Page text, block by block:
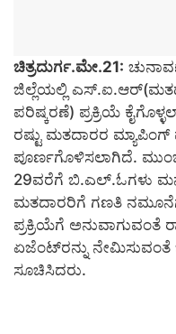
ಚಿತ್ರದುರ್ಗ.ಮೇ.21:
ಜಿಲ್ಲೆಯಲ್ಲಿ
ಪರಿಷ್ಕರಣೆ) ಪ್ರಕ್ರಿಯೆ
ರಷ್ಟು ಮತದಾರರ
ಪೂರ್ಣಗೊಳಿಸಲಾಗಿದೆ.
29ವರೆಗೆ ಬಿ.ಎಲ್.ಓಗಳು
ಮತದಾರರಿಗೆ ಗಣತಿ
ಪ್ರಕ್ರಿಯೆಗೆ ಅನುವಾಗುವಂತೆ
ಏಜೆಂಟ್‌ರನ್ನು ನೇಮಿಸುವಂತೆ
ಸೂಚಿಸಿದರು.